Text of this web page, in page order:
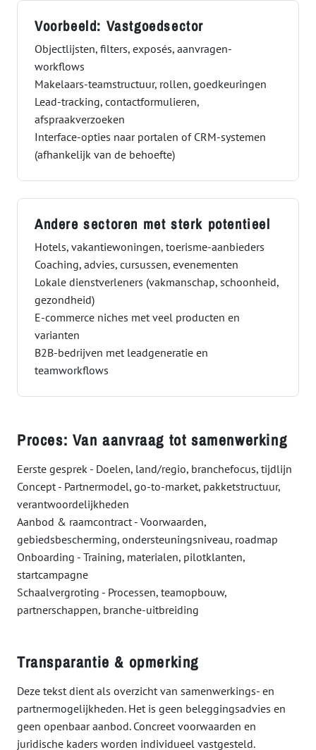
Voorbeeld: Vastgoedsector
Objectlijsten, filters, exposés, aanvragen-
workflows
Makelaars-teamstructuur, rollen, goedkeuringen
Lead-tracking, contactformulieren,
afspraakverzoeken
Interface-opties naar portalen of CRM-systemen
(afhankelijk van de behoefte)
Andere sectoren met sterk potentieel
Hotels, vakantiewoningen, toerisme-aanbieders
Coaching, advies, cursussen, evenementen
Lokale dienstverleners (vakmanschap, schoonheid,
gezondheid)
E-commerce niches met veel producten en
varianten
B2B-bedrijven met leadgeneratie en
teamworkflows
Proces: Van aanvraag tot samenwerking
Eerste gesprek - Doelen, land/regio, branchefocus, tijdlijn
Concept - Partnermodel, go-to-market, pakketstructuur,
verantwoordelijkheden
Aanbod & raamcontract - Voorwaarden,
gebiedsbescherming, ondersteuningsniveau, roadmap
Onboarding - Training, materialen, pilotklanten,
startcampagne
Schaalvergroting - Processen, teamopbouw,
partnerschappen, branche-uitbreiding
Transparantie & opmerking
Deze tekst dient als overzicht van samenwerkings- en
partnermogelijkheden. Het is geen beleggingsadvies en
geen openbaar aanbod. Concreet voorwaarden en
juridische kaders worden individueel vastgesteld.